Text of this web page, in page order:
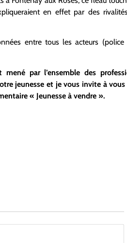
en effet par des
entre tous les acteurs (police
mené par l’ensembledes
jeunesse et je vous invite à vous
« Jeunesse à vendre ».